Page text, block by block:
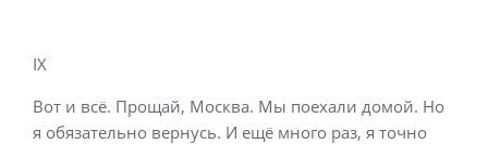
IX
Вот и всё. Прощай, Москва. Мы поехали домой. Но
я обязательно вернусь. И ещё много раз, я точно